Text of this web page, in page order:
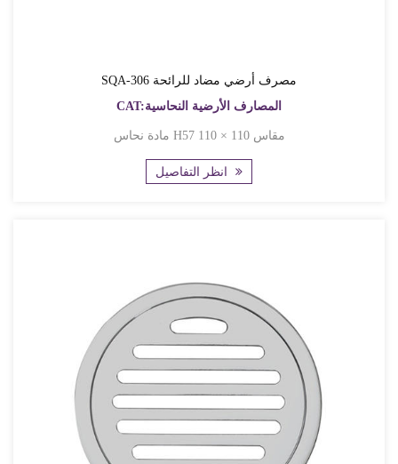
SQA-306 مصرف أرضي مضاد للرائحة
CAT:المصارف الأرضية النحاسية
مادة نحاس H57 مقاس 110 × 110